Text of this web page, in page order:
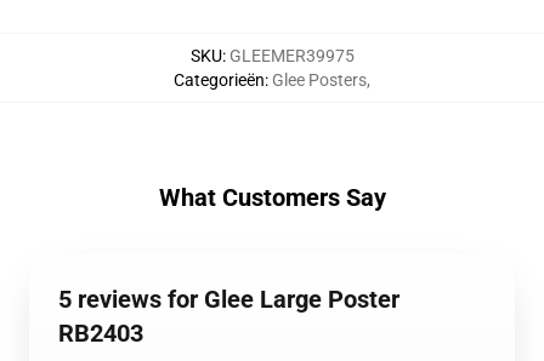
SKU: GLEEMER39975
Categorieën: Glee Posters,
What Customers Say
5 reviews for Glee Large Poster
RB2403